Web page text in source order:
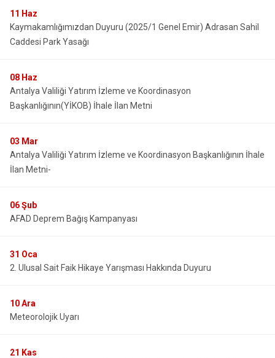
Demre
Kaş
Konyaaltı
11 Haz
Kaymakamlığımızdan Duyuru (2025/1 Genel Emir) Adrasan Sahil
Caddesi Park Yasağı
08 Haz
Antalya Valiliği Yatırım İzleme ve Koordinasyon
Başkanlığının(YİKOB) İhale İlan Metni
03 Mar
Antalya Valiliği Yatırım İzleme ve Koordinasyon Başkanlığının İhale
İlan Metni-
06Şub
AFAD Deprem Bağış Kampanyası
31 Oca
2. Ulusal Sait Faik Hikaye Yarışması Hakkında Duyuru
10Ara
Meteorolojik Uyarı
21 Kas